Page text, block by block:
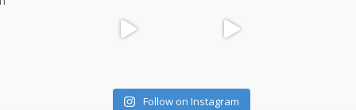
Follow on Instagram